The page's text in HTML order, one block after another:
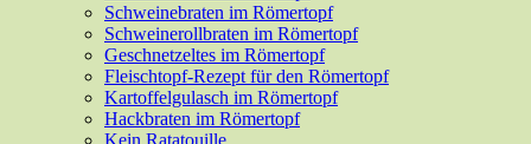
Schweinebraten im Römertopf
Schweinerollbraten im Römertopf
Geschnetzeltes im Römertopf
Fleischtopf-Rezept für den Römertopf
Kartoffelgulasch im Römertopf
Hackbraten im Römertopf
Kein Ratatouille